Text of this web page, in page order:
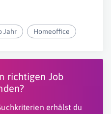
Jahr Homeoffice
richtigen Job
erhälst du